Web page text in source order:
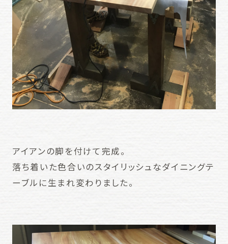
アイアンの脚を付けて完成。
落ち着いた色合いのスタイリッシュなダイニングテ
ーブルに生まれ変わりました。